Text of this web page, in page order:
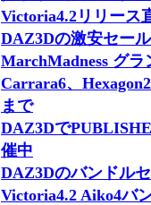
Victoria4.2リリー
DAZ3Dの激安セー
MarchMadness グラ
Carrara6、
まで
DAZ3Dで
催中
DAZ3Dのバンドル
Victoria4.2 Aiko4バ